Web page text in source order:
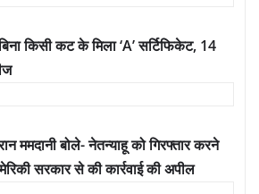
किसी कट के मिला ‘A’ सर्टिफिकेट, 14
ममदानी बोले- नेतन्याहू को गिरफ्तार करने
सरकार से की कार्रवाई की अपील